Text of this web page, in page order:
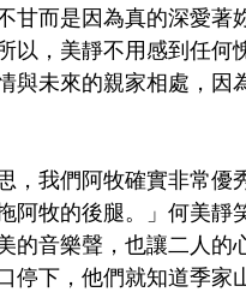
甘而是因為真的深愛
以，美靜不用感到任
與未來的親家相處，
，我們阿牧確實非常
阿牧的後腿。」何美
的音樂聲，也讓二人
停下，他們就知道季